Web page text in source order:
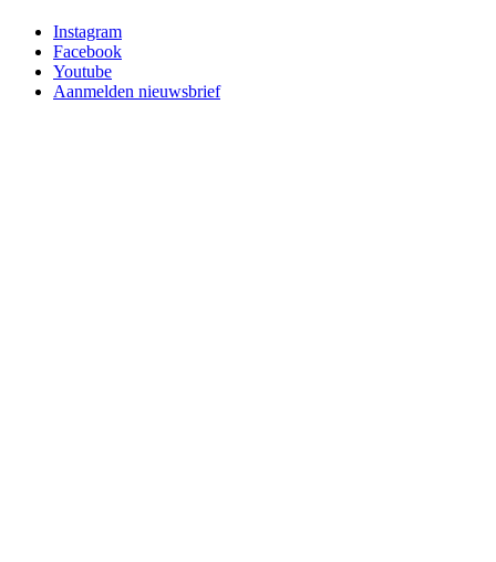
Instagram
Facebook
Youtube
Aanmelden nieuwsbrief